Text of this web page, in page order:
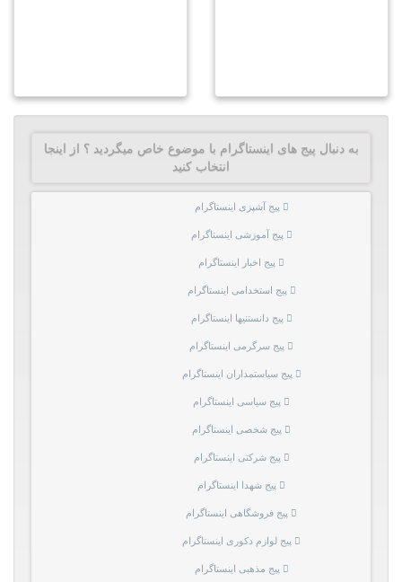
به دنبال پیج های اینستاگرام با موضوع خاص میگردید ؟ از اینجا
انتخاب کنید
پیج آشپزی اینستاگرام
پیج آموزشی اینستاگرام
پیج اخبار اینستاگرام
پیج استخدامی اینستاگرام
پیج دانستنیها اینستاگرام
پیج سرگرمی اینستاگرام
پیج سیاستمداران اینستاگرام
پیج سیاسی اینستاگرام
پیج شخصی اینستاگرام
پیج شرکتی اینستاگرام
پیج شهدا اینستاگرام
پیج فروشگاهی اینستاگرام
پیج لوازم دکوری اینستاگرام
پیج مذهبی اینستاگرام